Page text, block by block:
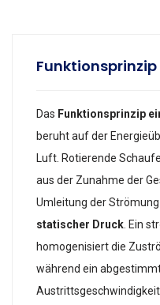
Das Funktionsprinzip
beruht auf der
Luft. Rotierende
aus der Zunahme der
Umleitung der
statischer Druck . Ein
homogenisiert die
während ein